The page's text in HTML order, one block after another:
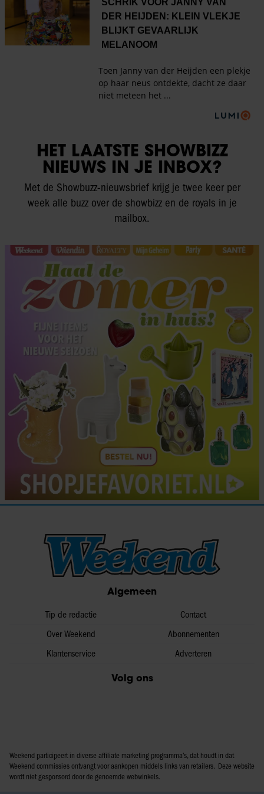
HET LAATSTE SHOWBIZZ
NIEUWS IN JE INBOX?
Met de Showbuzz-nieuwsbrief krijg je twee keer per
week alle buzz over de showbizz en de royals in je
mailbox.
Algemeen
Tip de redactie
Over Weekend
Klantenservice
Contact
Abonnementen
Adverteren
Volg ons
Weekend participeert in diverse affiliate marketing programma’s, dat houdt in dat
Weekend commissies ontvangt voor aankopen middels links van retailers. Deze website
wordt niet gesponsord door de genoemde webwinkels.